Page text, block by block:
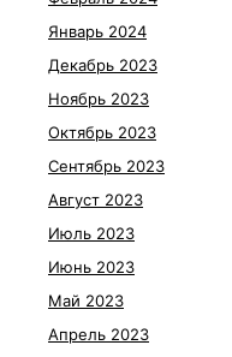
Январь 2024
Декабрь 2023
Ноябрь 2023
Октябрь 2023
Сентябрь 2023
Август 2023
Июль 2023
Июнь 2023
Май 2023
Апрель 2023